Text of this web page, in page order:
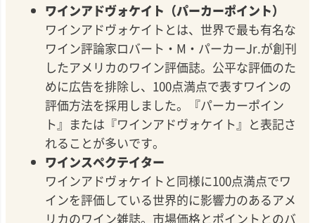
ワインアドヴォケイト（パーカーポイント）
ワインアドヴォケイトとは、世界で最も有名な
ワイン評論家ロバート・M・パーカーJr.が創刊
したアメリカのワイン評価誌。公平な評価のた
めに広告を排除し、100点満点で表すワインの
評価方法を採用しました。『パーカーポイン
ト』または『ワインアドヴォケイト』と表記さ
れることが多いです。
ワインスペクテイター
ワインアドヴォケイトと同様に100点満点でワ
インを評価している世界的に影響力のあるアメ
リカのワイン雑誌。市場価格とポイントとのバ